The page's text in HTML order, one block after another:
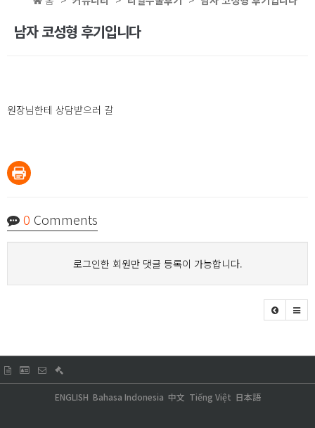
남자 코성형 후기입니다
원장님한테 상담받으러 갈
0 Comments
로그인한 회원만 댓글 등록이 가능합니다.
日本語
Tiếng Việt
中文
Bahasa Indonesia
ENGLISH